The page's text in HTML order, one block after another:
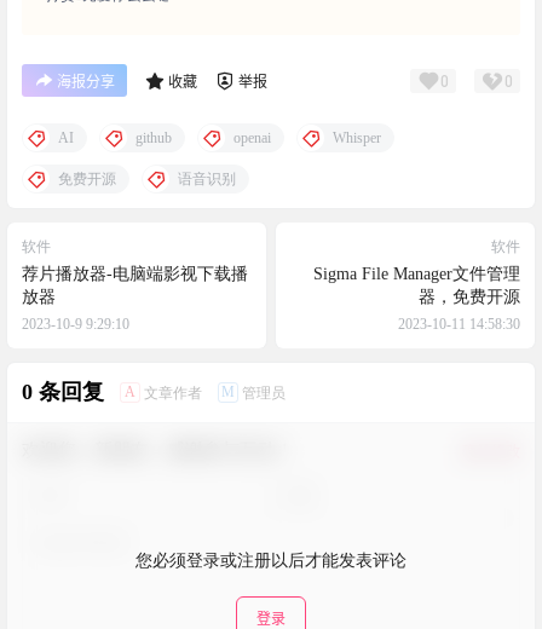
海报分享 收藏 举报 0 0
AI github openai Whisper
免费开源 语音识别
软件
荐片播放器-电脑端影视下载播
放器
2023-10-9 9:29:10
软件
Sigma File Manager文件管理
器，免费开源
2023-10-11 14:58:30
0 条回复 A 文章作者 M 管理员
您必须登录或注册以后才能发表评论
登录